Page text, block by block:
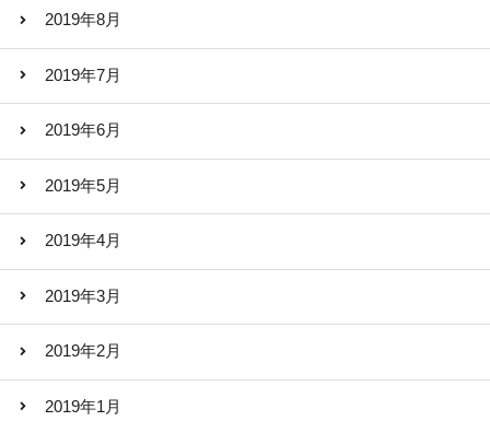
2019年8月
2019年7月
2019年6月
2019年5月
2019年4月
2019年3月
2019年2月
2019年1月